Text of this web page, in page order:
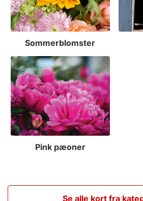
Sommerblomster
Pink pæoner
Se alle kort fra